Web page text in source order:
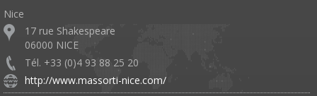
Nice
17 rue Shakespeare
06000 NICE
Tél. +33 (0)4 93 88 25 20
http://www.massorti-nice.com/